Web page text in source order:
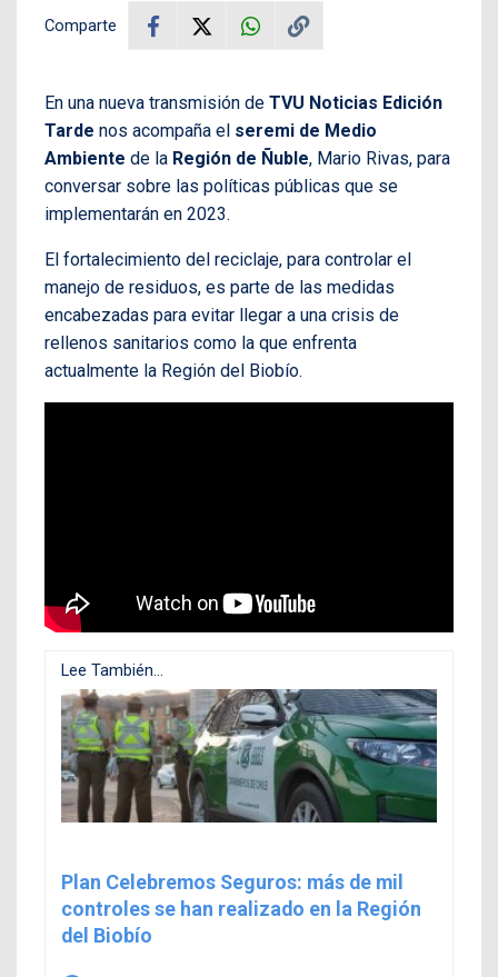
Comparte
En una nueva transmisión de TVU Noticias Edición
Tarde nos acompaña el seremi de Medio
Ambiente de la Región de Ñuble, Mario Rivas, para
conversar sobre las políticas públicas que se
implementarán en 2023.
El fortalecimiento del reciclaje, para controlar el
manejo de residuos, es parte de las medidas
encabezadas para evitar llegar a una crisis de
rellenos sanitarios como la que enfrenta
actualmente la Región del Biobío.
Lee También...
Plan Celebremos Seguros: más de mil
controles se han realizado en la Región
del Biobío